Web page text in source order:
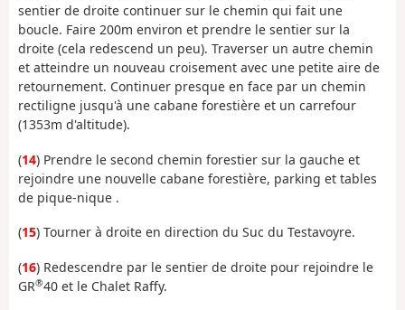
sentier de droite continuer sur le chemin qui fait une
boucle. Faire 200m environ et prendre le sentier sur la
droite (cela redescend un peu). Traverser un autre chemin
et atteindre un nouveau croisement avec une petite aire de
retournement. Continuer presque en face par un chemin
rectiligne jusqu'à une cabane forestière et un carrefour
(1353m d'altitude).
(14) Prendre le second chemin forestier sur la gauche et
rejoindre une nouvelle cabane forestière, parking et tables
de pique-nique .
(15) Tourner à droite en direction du Suc du Testavoyre.
(16) Redescendre par le sentier de droite pour rejoindre le
GR®40 et le Chalet Raffy.